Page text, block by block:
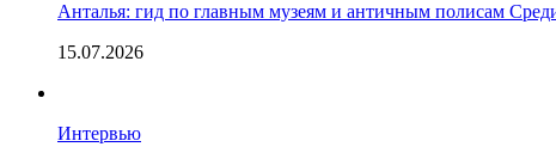
Анталья: гид по главным музеям и античным полисам
15.07.2026
Интервью